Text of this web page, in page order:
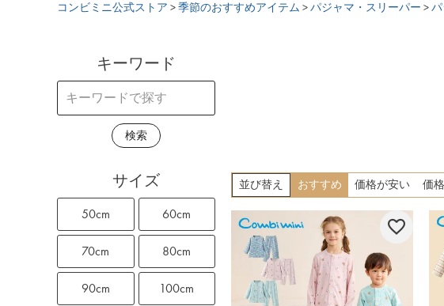
コンビミニ公式ストア 季節のおすすめアイテム パジャマ・スリーパー
キーワード
検索
サイズ
50cm 60cm
70cm 80cm
90cm 100cm
並び替え おすすめ 価格が安い 価